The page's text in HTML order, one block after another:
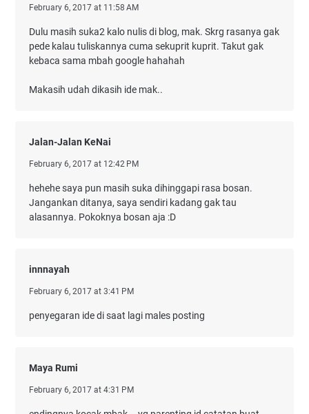
February 6, 2017 at 11:58 AM
Dulu masih suka2 kalo nulis di blog, mak. Skrg rasanya gak
pede kalau tuliskannya cuma sekuprit kuprit. Takut gak
kebaca sama mbah google hahahah
Makasih udah dikasih ide mak..
Jalan-Jalan KeNai
February 6, 2017 at 12:42 PM
hehehe saya pun masih suka dihinggapi rasa bosan.
Jangankan ditanya, saya sendiri kadang gak tau
alasannya. Pokoknya bosan aja :D
innnayah
February 6, 2017 at 3:41 PM
penyegaran ide di saat lagi males posting
Maya Rumi
February 6, 2017 at 4:31 PM